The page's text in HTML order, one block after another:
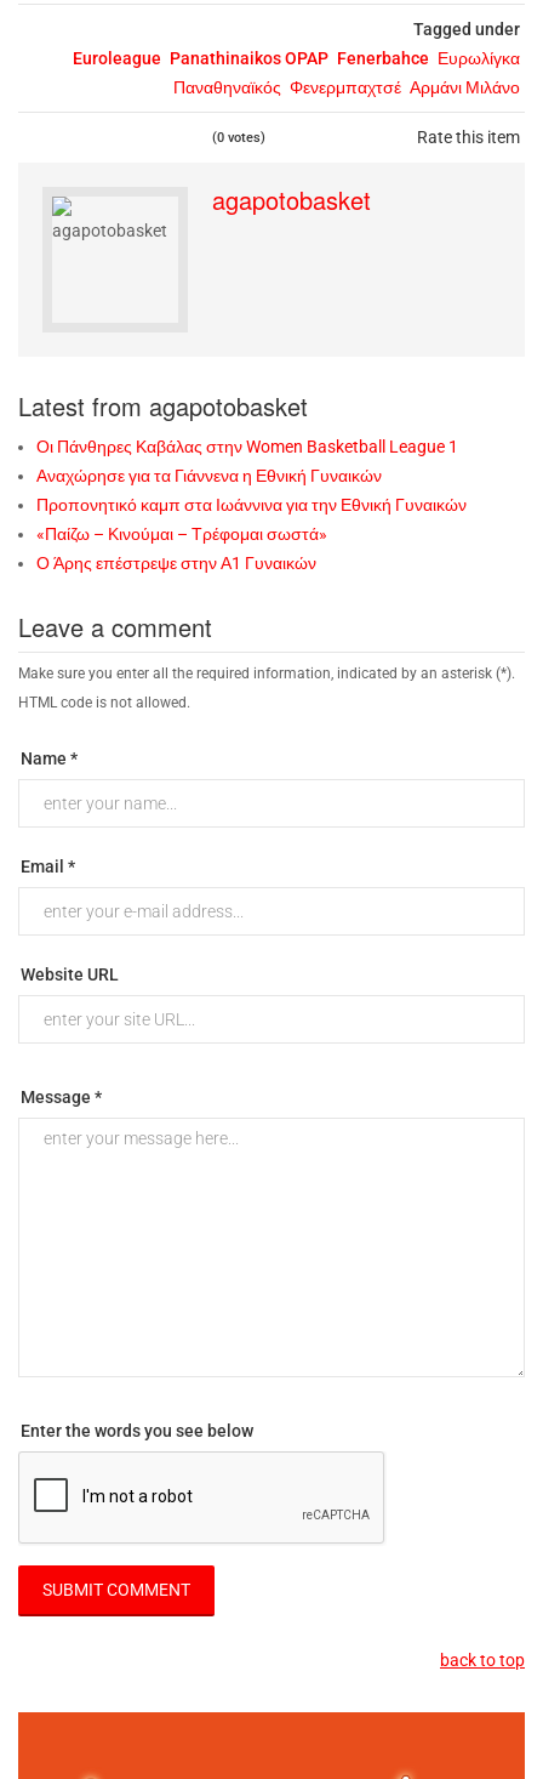
Tagged under
Euroleague Panathinaikos OPAP Fenerbahce Ευρωλίγκα
Παναθηναϊκός Φενερμπαχτσέ Αρμάνι Μιλάνο
Rate this item
(0 votes)
agapotobasket
Latest from agapotobasket
Οι Πάνθηρες Καβάλας στην Women Basketball League 1
Αναχώρησε για τα Γιάννενα η Εθνική Γυναικών
Προπονητικό καμπ στα Ιωάννινα για την Εθνική Γυναικών
«Παίζω – Κινούμαι – Τρέφομαι σωστά»
Ο Άρης επέστρεψε στην Α1 Γυναικών
Leave a comment
Make sure you enter all the required information, indicated by an asterisk (*).
HTML code is not allowed.
Name *
Email *
Website URL
Message *
Enter the words you see below
back to top